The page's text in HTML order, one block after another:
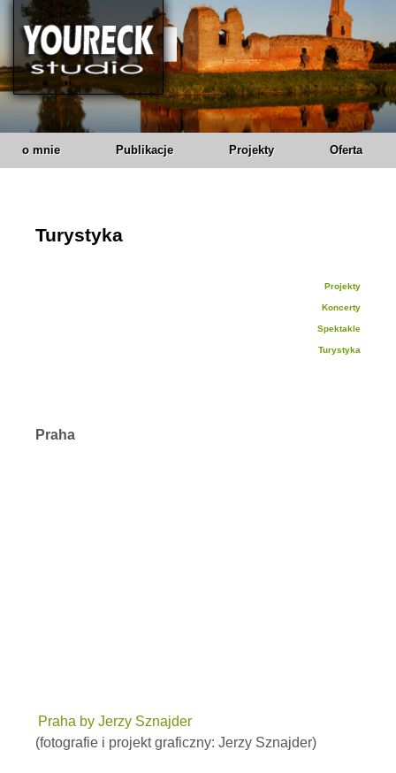
o mnie Publikacje Projekty Oferta
Turystyka
Projekty
Koncerty
Spektakle
Turystyka
Praha
Praha by Jerzy Sznajder
(fotografie i projekt graficzny: Jerzy Sznajder)